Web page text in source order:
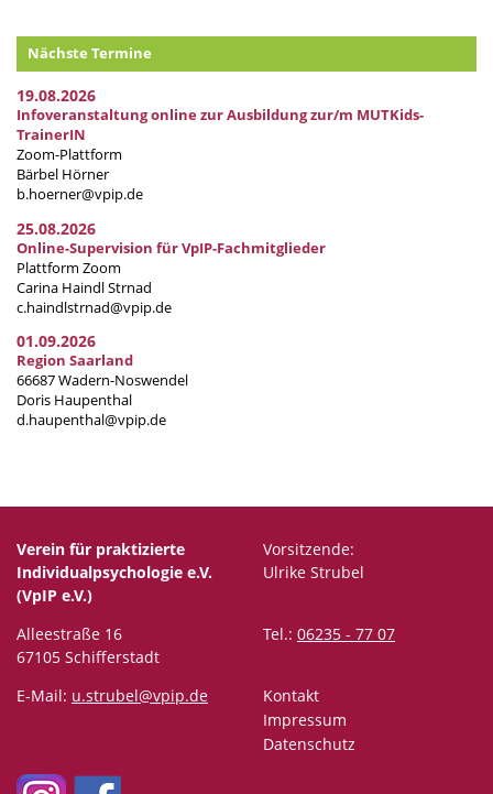
Nächste Termine
19.08.2026
Infoveranstaltung online zur Ausbildung zur/m MUTKids-
TrainerIN
Zoom-Plattform
Bärbel Hörner
b.hoerner@vpip.de
25.08.2026
Online-Supervision für VpIP-Fachmitglieder
Plattform Zoom
Carina Haindl Strnad
c.haindlstrnad@vpip.de
01.09.2026
Region Saarland
66687 Wadern-Noswendel
Doris Haupenthal
d.haupenthal@vpip.de
Verein für praktizierte
Individualpsychologie e.V.
(VpIP e.V.)
Vorsitzende:
Ulrike Strubel
Alleestraße 16
67105 Schifferstadt
Tel.: 06235 - 77 07
E-Mail: u.strubel@vpip.de
Kontakt
Impressum
Datenschutz